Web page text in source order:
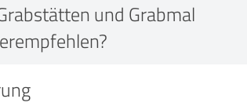
und Grabmal